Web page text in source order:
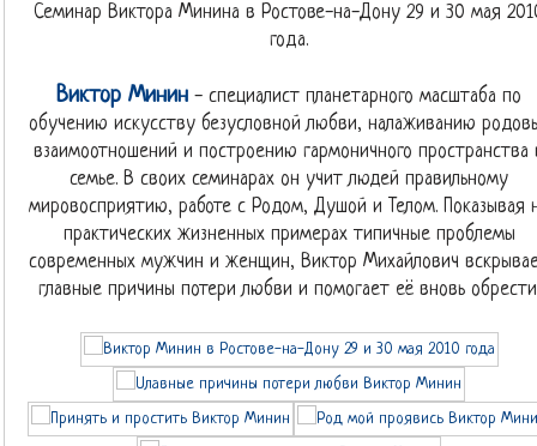
Семинар Виктора Минина в Ростове-на-Дону 29 и 30 мая
года.
Виктор Минин - специалист планетарного масштаба по
обучению искусству безусловной любви, налаживанию
взаимоотношений и построению гармоничного пространства
семье. В своих семинарах он учит людей правильному
мировосприятию, работе с Родом, Душой и Телом. Показывая
практических жизненных примерах типичные проблемы
современных мужчин и женщин, Виктор Михайлович
главные причины потери любви и помогает её вновь